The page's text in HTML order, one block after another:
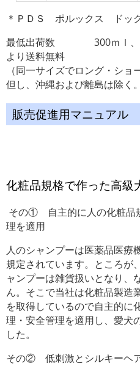
＊ＰＤＳ ポルックス ドッ
最低出荷数 300ｍｌ、
より送料無料
（同一サイズでロング・ショ
但し、沖縄および離島は除く
販売促進用マニュアル
化粧品規格で作った高級
その① 自主的に人の化粧品
理を適用
人のシャンプーは医薬品医療
規定されています。ところが
ャンプーは雑貨扱いとなり、
ん。そこで当社は化粧品製造
を取得しているので自主的に
理・安全管理を適用し、愛犬
した。
その② 低刺激とシルキーヘ